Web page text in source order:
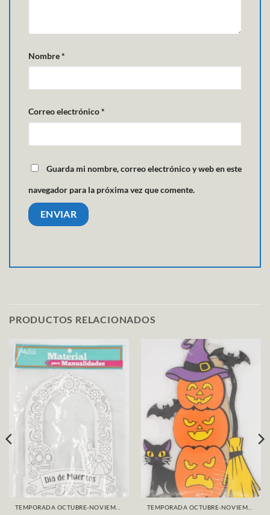
Nombre*
Correo electrónico*
Guarda mi nombre, correo electrónico y web en este
navegador para la próxima vez que comente.
PRODUCTOS RELACIONADOS